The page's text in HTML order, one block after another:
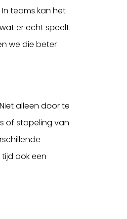
teams kan het
er echt speelt.
we die beter
alleen door te
of stapeling van
ook een